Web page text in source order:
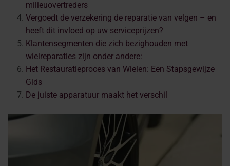
milieuovertreders
Vergoedt de verzekering de reparatie van velgen – en
heeft dit invloed op uw serviceprijzen?
Klantensegmenten die zich bezighouden met
wielreparaties zijn onder andere:
Het Restauratieproces van Wielen: Een Stapsgewijze
Gids
De juiste apparatuur maakt het verschil